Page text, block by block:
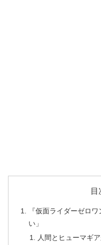
目
『仮面ライダーゼロ
い」
人間とヒューマギ